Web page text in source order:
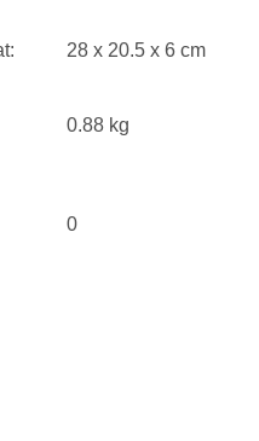
28 x 20.5 x 6 cm
0.88 kg
0